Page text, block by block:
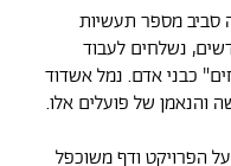
במהרה סביב מספר תעשיות
נשלחים לעבוד
כבני אדם. נמל אשדוד
והנאמן של פועלים אלו.
הפרויקט ודף משוכפל